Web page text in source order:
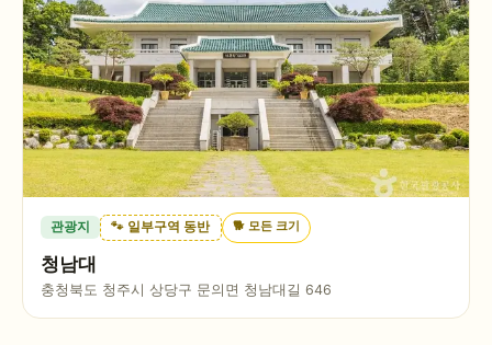
관광지 🐾 일부구역 동반 🐕 모든 크기
청남대
충청북도 청주시 상당구 문의면 청남대길 646